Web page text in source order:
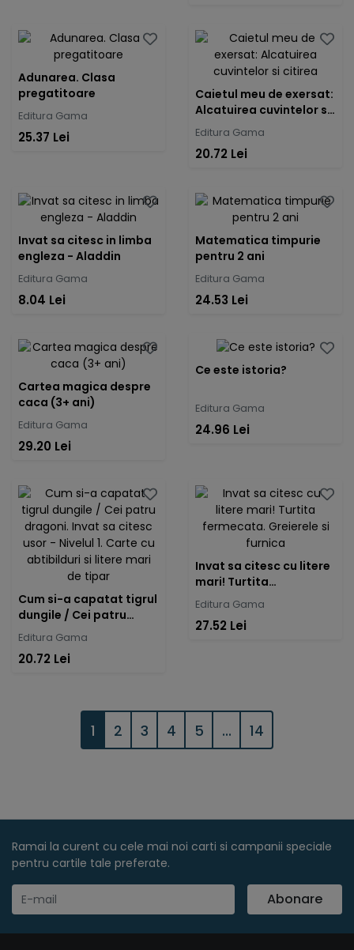
Adunarea. Clasa
pregatitoare
Editura Gama
25.37 Lei
Caietul meu de exersat:
Alcatuirea cuvintelor si
citirea
Editura Gama
20.72 Lei
Invat sa citesc in limba
engleza - Aladdin
Editura Gama
8.04 Lei
Matematica timpurie
pentru 2 ani
Editura Gama
24.53 Lei
Cartea magica despre
caca (3+ ani)
Editura Gama
29.20 Lei
Ce este istoria?
Editura Gama
24.96 Lei
Cum si-a capatat tigrul
dungile / Cei patru
dragoni. Invat sa citesc
usor - Nivelul 1. Carte cu
abtibilduri si litere mari
Editura Gama
20.72 Lei
Invat sa citesc cu litere
mari! Turtita
fermecata. Greierele si
furnica
Editura Gama
27.52 Lei
1 2 3 4 5 ... 14
Ramai la curent cu cele mai noi carti si campanii speciale
pentru cartile tale preferate.
Abonare